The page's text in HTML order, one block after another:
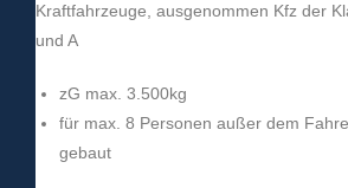
Kraftfahrzeuge, ausgenommen Kfz der
und A
zG max. 3.500kg
für max. 8 Personen außer dem
gebaut